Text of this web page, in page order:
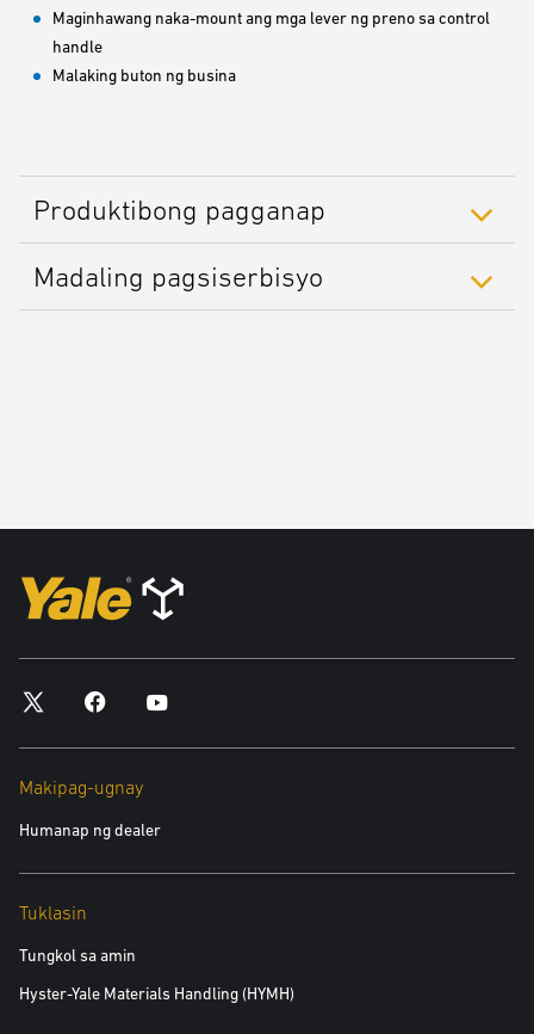
Maginhawang naka-mount ang mga lever ng preno sa control
handle
Malaking buton ng busina
Produktibong pagganap
Madaling pagsiserbisyo
Makipag-ugnay
Humanap ng dealer
Tuklasin
Tungkol sa amin
Hyster-Yale Materials Handling (HYMH)